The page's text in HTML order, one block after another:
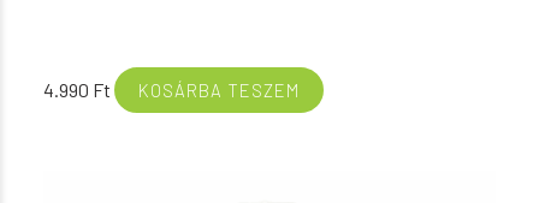
4.990 Ft KOSÁRBA TESZEM